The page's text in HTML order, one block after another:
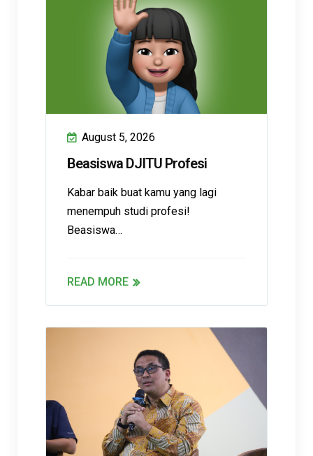
August 5, 2026
Beasiswa DJITU Profesi
Kabar baik buat kamu yang lagi
menempuh studi profesi!
Beasiswa…
READ MORE